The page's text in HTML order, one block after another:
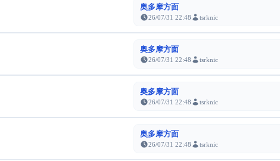
奥多摩方面
26/07/31 22:48 tsrknic
奥多摩方面
26/07/31 22:48 tsrknic
奥多摩方面
26/07/31 22:48 tsrknic
奥多摩方面
26/07/31 22:48 tsrknic